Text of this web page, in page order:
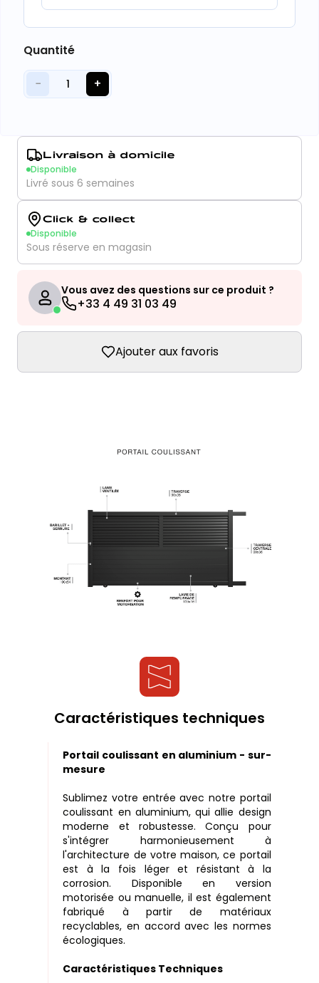
Quantité
− 1 +
Livraison à domicile
Disponible
Livré sous 6 semaines
Click & collect
Disponible
Sous réserve en magasin
Vous avez des questions sur ce produit ?
+33 4 49 31 03 49
Ajouter aux favoris
Caractéristiques techniques
Portail coulissant en aluminium - sur-
mesure
Sublimez votre entrée avec notre portail
coulissant en aluminium, qui allie design
moderne et robustesse. Conçu pour
s'intégrer harmonieusement à
l'architecture de votre maison, ce portail
est à la fois léger et résistant à la
corrosion. Disponible en version
motorisée ou manuelle, il est également
fabriqué à partir de matériaux
recyclables, en accord avec les normes
écologiques.
Caractéristiques Techniques